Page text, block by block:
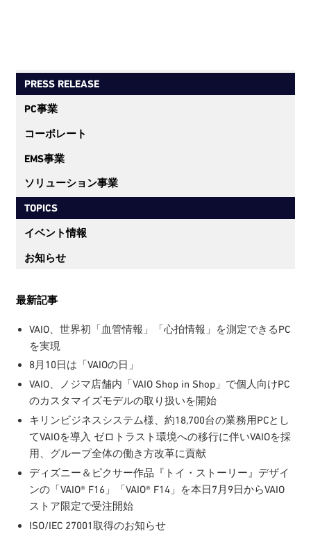
PRESS RELEASE
PC事業
コーポレート
EMS事業
ソリューション事業
TOPICS
イベント情報
お知らせ
最新記事
VAIO、世界初「血管情報」「心拍情報」を測定できるPC
を実現
8月10日は「VAIOの日」
VAIO、ノジマ店舗内「VAIO Shop in Shop」で個人向けPC
のカスタマイズモデルの取り扱いを開始
キリンビジネスシステム様、約18,700台の業務用PCとし
てVAIOを導入 ゼロトラスト環境への移行に伴いVAIOを採
用、グループ全体の働き方改革に貢献
ディズニー＆ピクサー作品『トイ・ストーリー』デザイ
ンの「VAIO® F16」「VAIO® F14」を本日7月9日からVAIO
ストア限定で受注開始
ISO/IEC 27001取得のお知らせ